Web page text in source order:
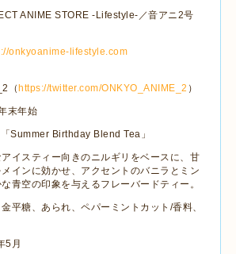
ANIME STORE -Lifestyle- ／音アニ2号
onkyoanime-lifestyle.com
（ https://twitter.com/ONKYO_ANIME_2 ）
末年始
「Summer Birthday Blend Tea 」
イスティー向きのニルギリをベースに、甘
インに効かせ、アクセントのバニラとミン
青空の印象を与えるフレーバードティー。
平糖、あられ、ペパーミントカット /香料、
5 月